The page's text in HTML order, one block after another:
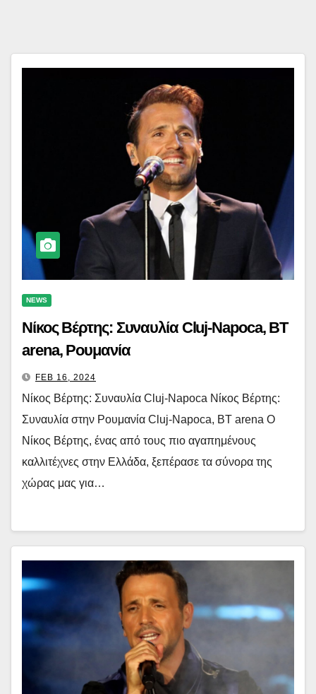
NEWS
Νίκος Βέρτης: Συναυλία Cluj-Napoca, BT
arena, Ρουμανία
FEB 16, 2024
Νίκος Βέρτης: Συναυλία Cluj-Napoca Νίκος Βέρτης:
Συναυλία στην Ρουμανία Cluj-Napoca, BT arena Ο
Νίκος Βέρτης, ένας από τους πιο αγαπημένους
καλλιτέχνες στην Ελλάδα, ξεπέρασε τα σύνορα της
χώρας μας για…